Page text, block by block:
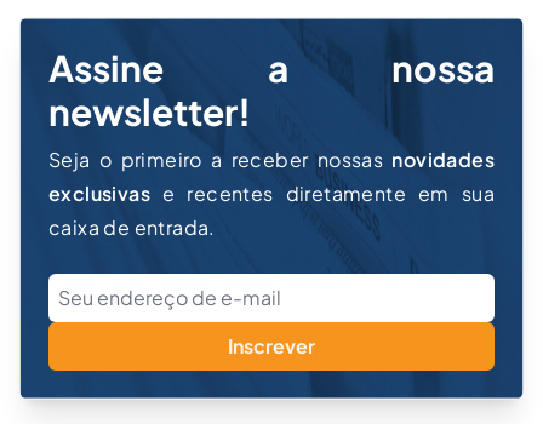
Assine a nossa
newsletter!
Seja o primeiro a receber nossas novidades
exclusivas e recentes diretamente em sua
caixa de entrada.
Inscrever